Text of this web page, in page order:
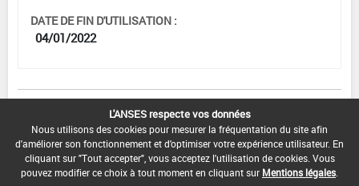
DATE DE FIN D'UTILISATION :
04/01/2022
Pomme de terre*Trt
Part.Aer.*Mildiou(s)
DOSE MAX
D'EMPLOI
NOMBRE MAX
D'APPLICATION
DÉLAIS AVANT
RÉCOLTE
L'ANSES respecte vos données
Nous utilisons des cookies pour mesurer la fréquentation du site afin
d'améliorer son fonctionnement et d'optimiser votre expérience utilisateur. En
cliquant sur "Tout accepter", vous acceptez l'utilisation de cookies. Vous
pouvez modifier ce choix à tout moment en cliquant sur Mentions légales